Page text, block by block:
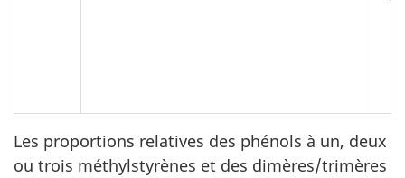
Les proportions relatives des phénols à un, deux
ou trois méthylstyrènes et des dimères/trimères